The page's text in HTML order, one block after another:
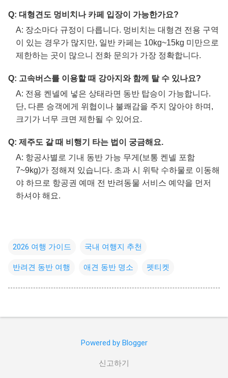
Q: 대형견도 멍비치나 카페 입장이 가능한가요?
A: 장소마다 규정이 다릅니다. 멍비치는 대형견 전용 구역
이 있는 경우가 많지만, 일반 카페는 10kg~15kg 미만으로
제한하는 곳이 많으니 전화 문의가 가장 정확합니다.
Q: 고속버스를 이용할 때 강아지와 함께 탈 수 있나요?
A: 전용 켄넬에 넣은 상태라면 동반 탑승이 가능합니다.
단, 다른 승객에게 위협이나 불쾌감을 주지 않아야 하며,
크기가 너무 크면 제한될 수 있어요.
Q: 제주도 갈 때 비행기 타는 법이 궁금해요.
A: 항공사별로 기내 동반 가능 무게(보통 켄넬 포함
7~9kg)가 정해져 있습니다. 초과 시 위탁 수하물로 이동해
야 하므로 항공권 예매 전 반려동물 서비스 예약을 먼저
하셔야 해요.
2026 여행 가이드 국내 여행지 추천
반려견 동반 여행 애견 동반 명소 펫티켓
Powered by Blogger
신고하기